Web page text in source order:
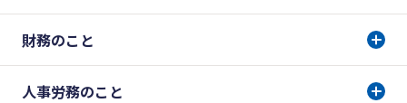
財務のこと
人事労務のこと